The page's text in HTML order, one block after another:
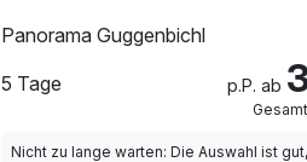
Panorama Guggenbichl
5 Tage
p.P. ab
Nicht zu lange warten: Die Auswahl ist